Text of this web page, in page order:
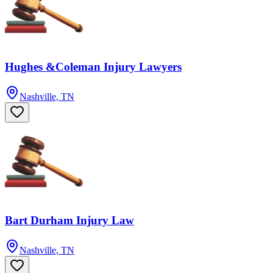
Hughes &Coleman Injury Lawyers
Nashville, TN
Bart Durham Injury Law
Nashville, TN